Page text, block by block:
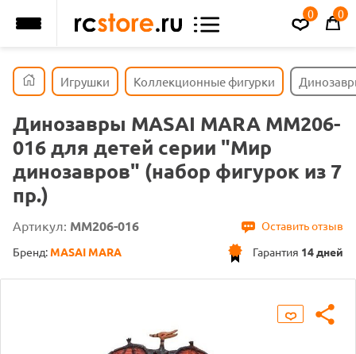
0 0
Игрушки Коллекционные фигурки
Динозавры MASAI MARA MM206-
016 для детей серии "Мир
динозавров" (набор фигурок из 7
пр.)
Артикул: MM206-016
Оставить отзыв
Гарантия 14 дней
Бренд: MASAI MARA